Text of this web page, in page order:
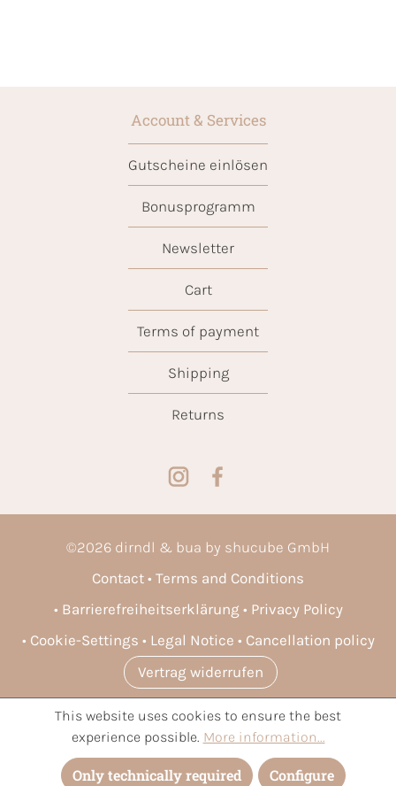
Account & Services
Gutscheine einlösen
Bonusprogramm
Newsletter
Cart
Terms of payment
Shipping
Returns
©2026 dirndl & bua by shucube GmbH
Contact
Terms and Conditions
Barrierefreiheitserklärung
Privacy Policy
Cookie-Settings
Legal Notice
Cancellation policy
Vertrag widerrufen
* All prices incl. VAT plusshipping costsand possible delivery
charges, if not stated otherwise.
This website uses cookies to ensure the best
experience possible. More information...
Only technically required Configure